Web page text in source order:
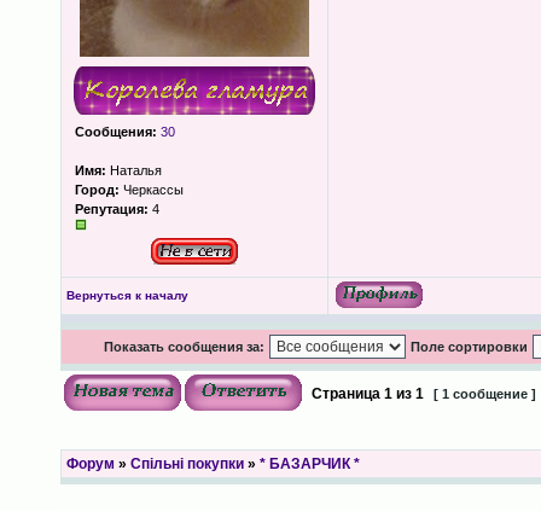
Сообщения: 30
Имя: Наталья
Город: Черкассы
Репутация: 4
Вернуться к началу
Показать сообщения за: Поле сортировки
Страница 1из 1 [ 1 сообщение ]
Форум » Спільні покупки» * БАЗАРЧИК *